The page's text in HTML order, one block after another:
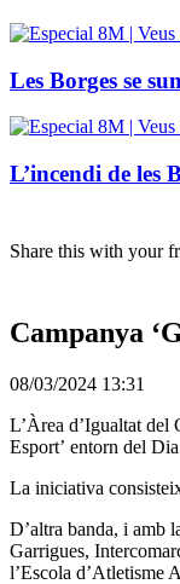
Les Borges se
L’incendi de les
Share this with your
Campanya
08/03/2024 13:31
L’Àrea d’Igualtat del
Esport’ entorn del
La iniciativa
D’altra banda, i amb
Garrigues,
l’Escola d’Atletisme